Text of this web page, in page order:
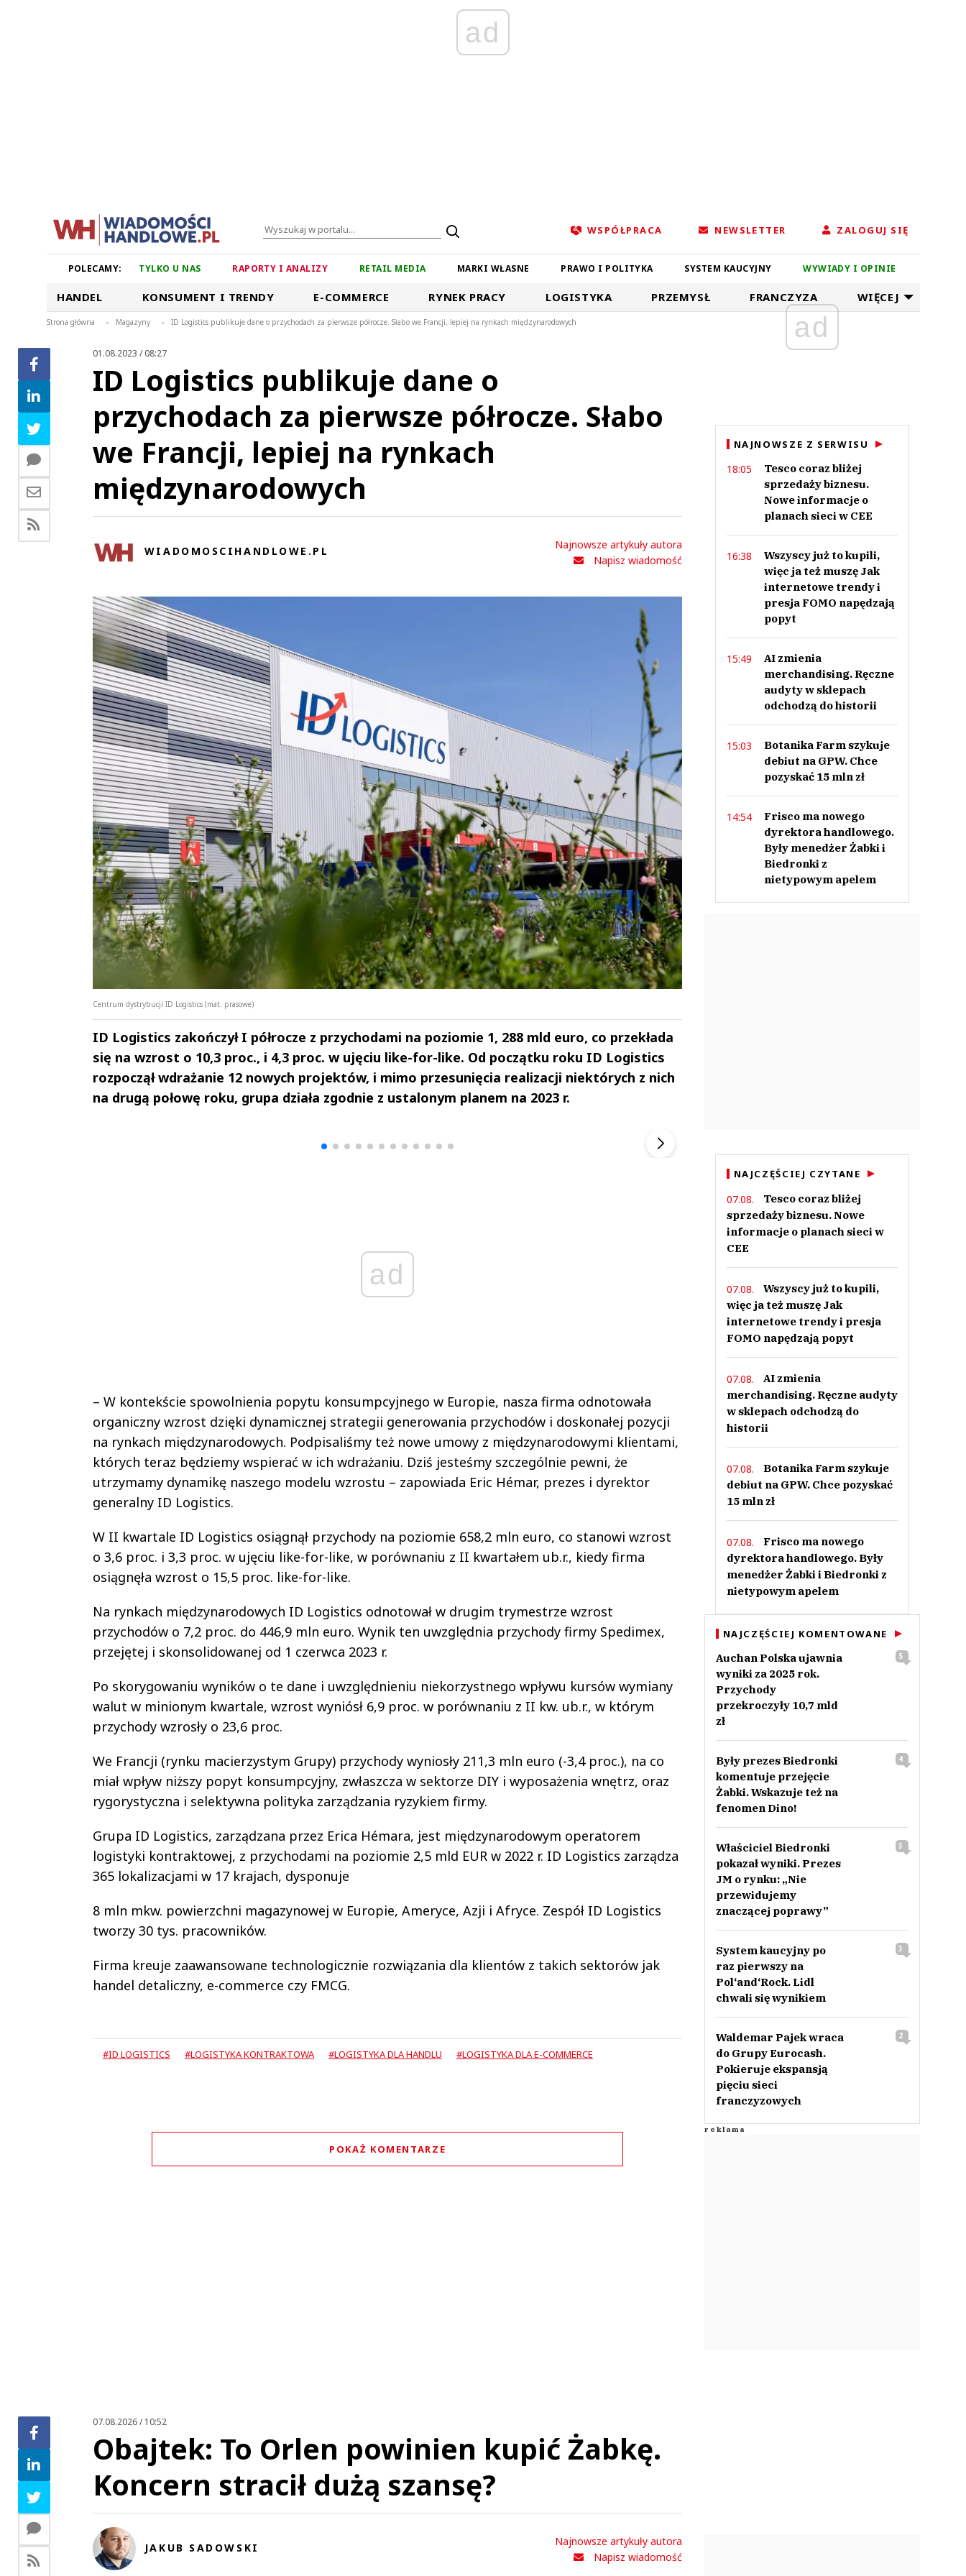
ad
WSPÓŁPRACA NEWSLETTER ZALOGUJ SIĘ
POLECAMY: TYLKO U NAS RAPORTY I ANALIZY RETAIL MEDIA MARKI WŁASNE PRAWO I POLITYKA SYSTEM KAUCYJNY WYWIADY I OPINIE
HANDEL KONSUMENT I TRENDY E-COMMERCE RYNEK PRACY LOGISTYKA PRZEMYSŁ FRANCZYZA WIĘCEJ
Strona główna > Magazyny > ID Logistics publikuje dane o przychodach za pierwsze półrocze. Słabo we Francji, lepiej na rynkach międzynarodowych
01.08.2023 / 08:27
ID Logistics publikuje dane o
przychodach za pierwsze półrocze. Słabo
we Francji, lepiej na rynkach
międzynarodowych
WIADOMOSCIHANDLOWE.PL
Najnowsze artykuły autora
Napisz wiadomość
Centrum dystrybucji ID Logistics (mat. prasowe)
ID Logistics zakończył I półrocze z przychodami na poziomie 1, 288 mld euro, co przekłada
się na wzrost o 10,3 proc., i 4,3 proc. w ujęciu like-for-like. Od początku roku ID Logistics
rozpoczął wdrażanie 12 nowych projektów, i mimo przesunięcia realizacji niektórych z nich
na drugą połowę roku, grupa działa zgodnie z ustalonym planem na 2023 r.
ad
– W kontekście spowolnienia popytu konsumpcyjnego w Europie, nasza firma odnotowała
organiczny wzrost dzięki dynamicznej strategii generowania przychodów i doskonałej pozycji
na rynkach międzynarodowych. Podpisaliśmy też nowe umowy z międzynarodowymi klientami,
których teraz będziemy wspierać w ich wdrażaniu. Dziś jesteśmy szczególnie pewni, że
utrzymamy dynamikę naszego modelu wzrostu – zapowiada Eric Hémar, prezes i dyrektor
generalny ID Logistics.
W II kwartale ID Logistics osiągnął przychody na poziomie 658,2 mln euro, co stanowi wzrost
o 3,6 proc. i 3,3 proc. w ujęciu like-for-like, w porównaniu z II kwartałem ub.r., kiedy firma
osiągnęła wzrost o 15,5 proc. like-for-like.
Na rynkach międzynarodowych ID Logistics odnotował w drugim trymestrze wzrost
przychodów o 7,2 proc. do 446,9 mln euro. Wynik ten uwzględnia przychody firmy Spedimex,
przejętej i skonsolidowanej od 1 czerwca 2023 r.
Po skorygowaniu wyników o te dane i uwzględnieniu niekorzystnego wpływu kursów wymiany
walut w minionym kwartale, wzrost wyniósł 6,9 proc. w porównaniu z II kw. ub.r., w którym
przychody wzrosły o 23,6 proc.
We Francji (rynku macierzystym Grupy) przychody wyniosły 211,3 mln euro (-3,4 proc.), na co
miał wpływ niższy popyt konsumpcyjny, zwłaszcza w sektorze DIY i wyposażenia wnętrz, oraz
rygorystyczna i selektywna polityka zarządzania ryzykiem firmy.
Grupa ID Logistics, zarządzana przez Erica Hémara, jest międzynarodowym operatorem
logistyki kontraktowej, z przychodami na poziomie 2,5 mld EUR w 2022 r. ID Logistics zarządza
365 lokalizacjami w 17 krajach, dysponuje
8 mln mkw. powierzchni magazynowej w Europie, Ameryce, Azji i Afryce. Zespół ID Logistics
tworzy 30 tys. pracowników.
Firma kreuje zaawansowane technologicznie rozwiązania dla klientów z takich sektorów jak
handel detaliczny, e-commerce czy FMCG.
#ID LOGISTICS #LOGISTYKA KONTRAKTOWA #LOGISTYKA DLA HANDLU #LOGISTYKA DLA E-COMMERCE
POKAŻ KOMENTARZE
Andrzej i Marta
Sterniccy
Marta i Andrzej
ad
NAJNOWSZE Z SERWISU
18:05
Tesco coraz bliżej
sprzedaży biznesu.
Nowe informacje o
planach sieci w CEE
16:38
Wszyscy już to kupili,
więc ja też muszę Jak
internetowe trendy i
presja FOMO napędzają
popyt
15:49
AI zmienia
merchandising. Ręczne
audyty w sklepach
odchodzą do historii
15:03
Botanika Farm szykuje
debiut na GPW. Chce
pozyskać 15 mln zł
14:54
Frisco ma nowego
dyrektora handlowego.
Były menedżer Żabki i
Biedronki z
nietypowym apelem
NAJCZĘŚCIEJ CZYTANE
07.08.
Tesco coraz bliżej
sprzedaży biznesu. Nowe
informacje o planach sieci w
CEE
07.08.
Wszyscy już to kupili,
więc ja też muszę Jak
internetowe trendy i presja
FOMO napędzają popyt
07.08.
AI zmienia
merchandising. Ręczne audyty
w sklepach odchodzą do
historii
07.08.
Botanika Farm szykuje
debiut na GPW. Chce pozyskać
15 mln zł
07.08.
Frisco ma nowego
dyrektora handlowego. Były
menedżer Żabki i Biedronki z
nietypowym apelem
NAJCZĘŚCIEJ KOMENTOWANE
Auchan Polska ujawnia
wyniki za 2025 rok.
Przychody
przekroczyły 10,7 mld
zł
5
Były prezes Biedronki
komentuje przejęcie
Żabki. Wskazuje też na
fenomen Dino!
4
Właściciel Biedronki
pokazał wyniki. Prezes
JM o rynku: „Nie
przewidujemy
znaczącej poprawy”
3
System kaucyjny po
raz pierwszy na
Pol‘and‘Rock. Lidl
chwali się wynikiem
3
Waldemar Pajek wraca
do Grupy Eurocash.
Pokieruje ekspansją
pięciu sieci
franczyzowych
2
07.08.2026 / 10:52
Obajtek: To Orlen powinien kupić Żabkę.
Koncern stracił dużą szansę?
JAKUB SADOWSKI
Najnowsze artykuły autora
Napisz wiadomość